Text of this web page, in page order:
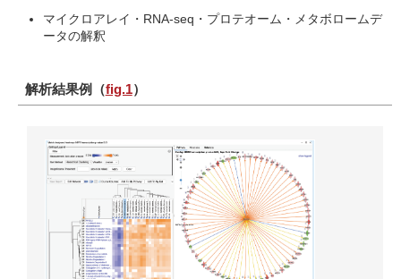
マイクロアレイ・RNA-seq・プロテオーム・メタボロームデ
ータの解釈
解析結果例（fig.1）